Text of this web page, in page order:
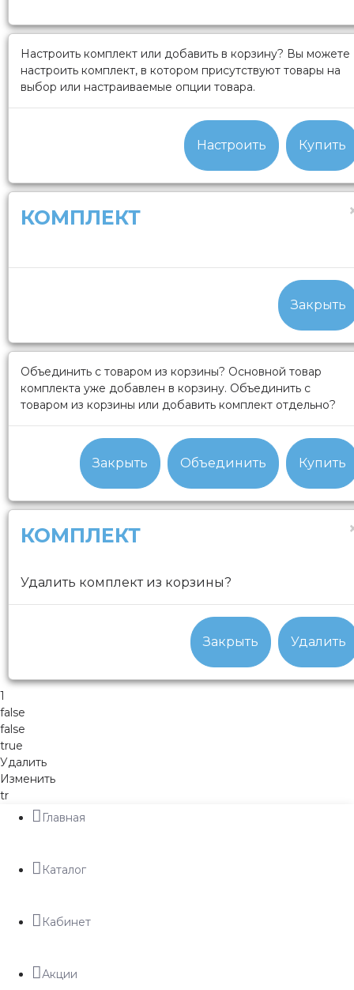
Настроить комплект или добавить в корзину? Вы можете
настроить комплект, в котором присутствуют товары на
выбор или настраиваемые опции товара.
Настроить Купить
КОМПЛЕКТ
Закрыть
Объединить с товаром из корзины? Основной товар
комплекта уже добавлен в корзину. Объединить с
товаром из корзины или добавить комплект отдельно?
Закрыть Объединить Купить
КОМПЛЕКТ
Удалить комплект из корзины?
Закрыть Удалить
1
false
false
true
Удалить
Изменить
tr
Главная
Каталог
Кабинет
Акции